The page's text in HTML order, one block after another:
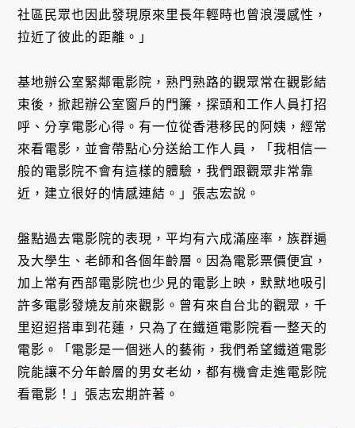
社區民眾也因此發現原來里長年輕時也曾浪漫感性，
拉近了彼此的距離。」
基地辦公室緊鄰電影院，熟門熟路的觀眾常在觀影結
束後，掀起辦公室窗戶的門簾，探頭和工作人員打招
呼、分享電影心得。有一位從香港移民的阿姨，經常
來看電影，並會帶點心分送給工作人員，「我相信一
般的電影院不會有這樣的體驗，我們跟觀眾非常靠
近，建立很好的情感連結。」張志宏說。
盤點過去電影院的表現，平均有六成滿座率，族群遍
及大學生、老師和各個年齡層。因為電影票價便宜，
加上常有西部電影院也少見的電影上映，默默地吸引
許多電影發燒友前來觀影。曾有來自台北的觀眾，千
里迢迢搭車到花蓮，只為了在鐵道電影院看一整天的
電影。「電影是一個迷人的藝術，我們希望鐵道電影
院能讓不分年齡層的男女老幼，都有機會走進電影院
看電影！」張志宏期許著。